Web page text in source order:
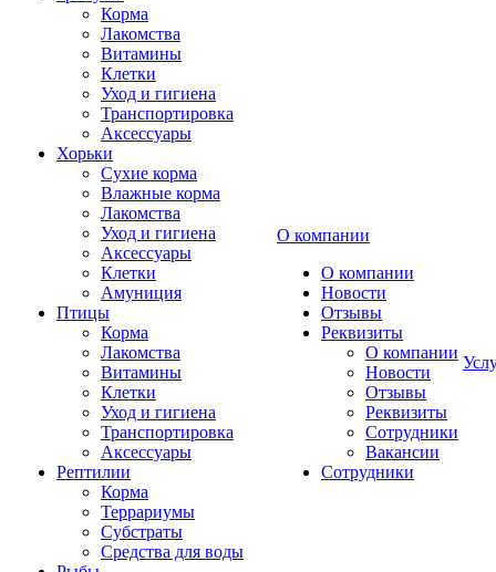
Корма
Лакомства
Витамины
Клетки
Уход и гигиена
Транспортировка
Аксессуары
Хорьки
Сухие корма
Влажные корма
Лакомства
Уход и гигиена
Аксессуары
Клетки
Амуниция
Птицы
Корма
Лакомства
Витамины
Клетки
Уход и гигиена
Транспортировка
Аксессуары
Рептилии
Корма
Террариумы
Субстраты
Средства для воды
О компании
О компании
Новости
Отзывы
Реквизиты
О компании
Новости
Отзывы
Реквизиты
Сотрудники
Вакансии
Сотрудники